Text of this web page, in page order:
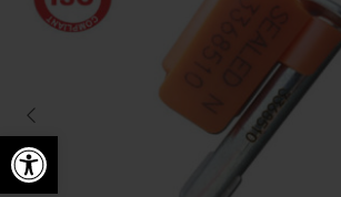
פתח